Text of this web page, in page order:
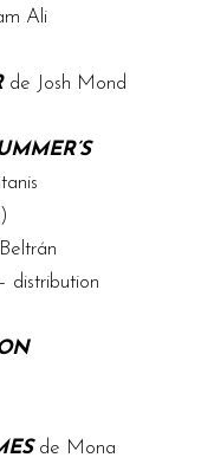
Ali
de Josh Mond
distribution
de Mona